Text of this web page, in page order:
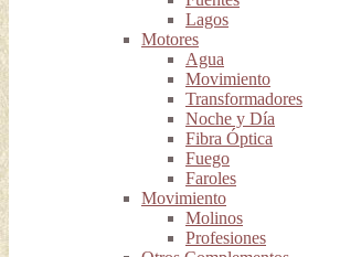
Lagos
Motores
Agua
Movimiento
Transformadores
Noche y Día
Fibra Óptica
Fuego
Faroles
Movimiento
Molinos
Profesiones